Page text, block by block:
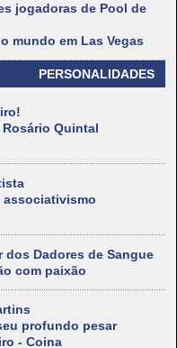
jogadoras de Pool de
mundo em Las Vegas
PERSONALIDADES
Quintal
associativismo
dos Dadores de Sangue
com paixão
profundo pesar
- Coina